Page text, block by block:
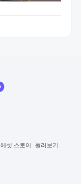
에셋 스토어 둘러보기